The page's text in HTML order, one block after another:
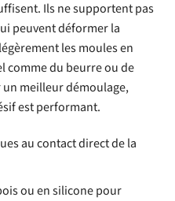
Ils ne supportent pas
peuvent déformer la
les moules en
comme du beurre ou de
un meilleur démoulage,
est performant.
au contact direct de la
ou en silicone pour